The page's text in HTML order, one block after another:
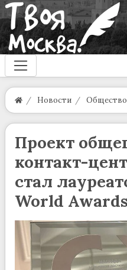
Новости Общество
Проект
контакт-
стал
World Awards